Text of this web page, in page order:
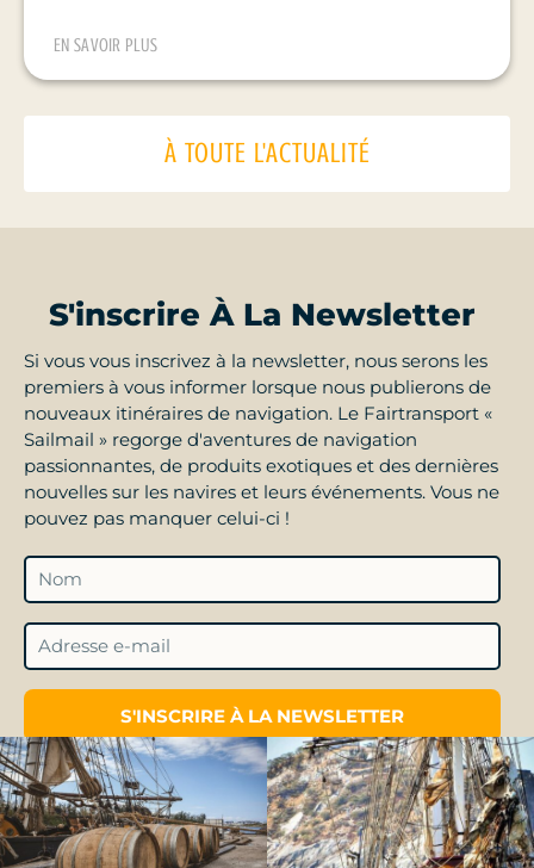
EN SAVOIR PLUS
À TOUTE L'ACTUALITÉ
S'inscrire À La Newsletter
Si vous vous inscrivez à la newsletter, nous serons les
premiers à vous informer lorsque nous publierons de
nouveaux itinéraires de navigation. Le Fairtransport «
Sailmail » regorge d'aventures de navigation
passionnantes, de produits exotiques et des dernières
nouvelles sur les navires et leurs événements. Vous ne
pouvez pas manquer celui-ci !
S'INSCRIRE À LA NEWSLETTER